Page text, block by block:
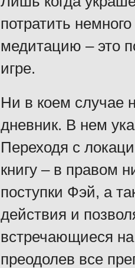
потратить
медитацию – это
игре.
Ни в коем случае
дневник. В нем
Переходя с
книгу – в правом
поступки Фэй, а
действия и
встречающиеся
преодолев все